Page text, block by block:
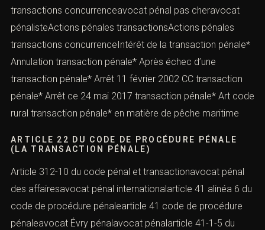
transactions concurrenceavocat pénal pas cheravocat
pénalisteActions pénales transactionsActions pénales
transactions concurrenceIntérêt de la transaction pénale*
Annulation transaction pénale* Après échec d’une
transaction pénale* Arrêt 11 février 2002 CC transaction
pénale* Arrêt ce 24 mai 2017 transaction pénale* Art code
rural transaction pénale* en matière de pêche maritime
ARTICLE 22 DU CODE DE PROCÉDURE PÉNALE
(LA TRANSACTION PÉNALE)
Article 312-10 du code pénal et transactionavocat pénal
des affairesavocat pénal internationalarticle 41 alinéa 6 du
code de procédure pénalearticle 41 code de procédure
pénaleavocat Évry pénalavocat pénalarticle 41-1-5 du